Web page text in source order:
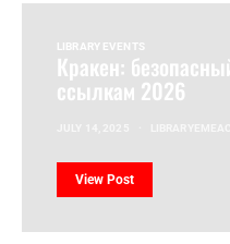
LIBRARY EVENTS
Кракен:
ссылкам 2026
View Post